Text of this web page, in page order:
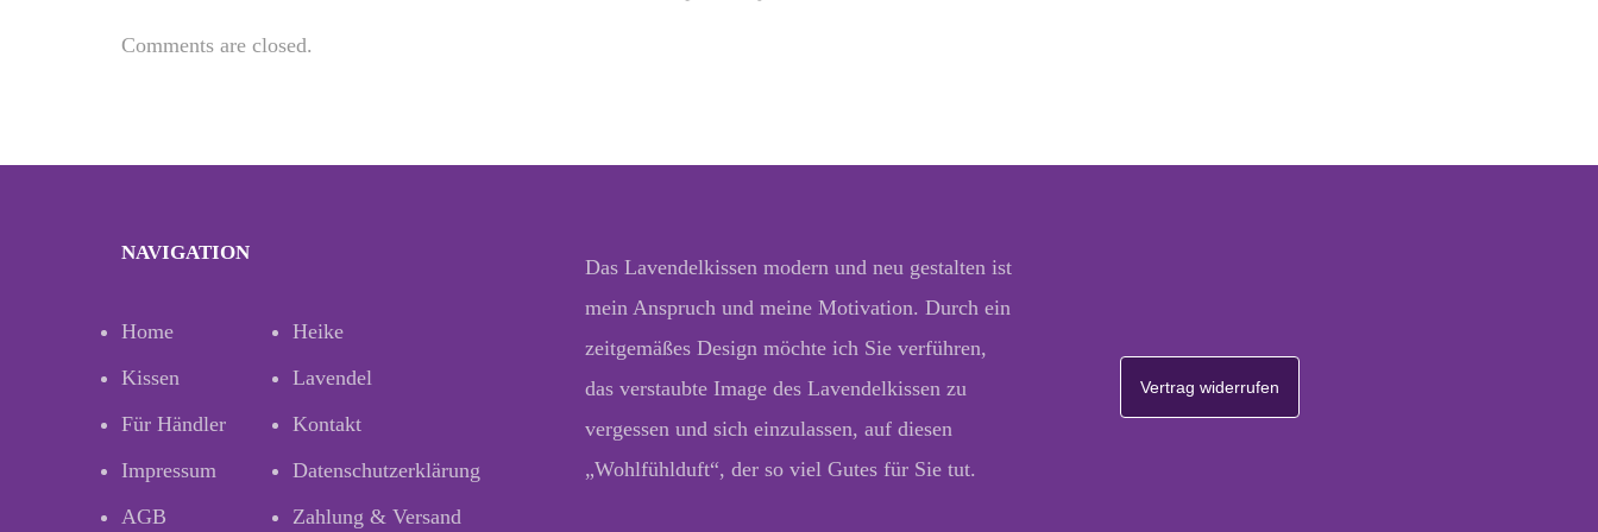
Comments are closed.
NAVIGATION
Home
Heike
Kissen
Lavendel
Für Händler
Kontakt
Impressum
Datenschutzerklärung
AGB
Zahlung & Versand
Das Lavendelkissen modern und neu gestalten ist
mein Anspruch und meine Motivation. Durch ein
zeitgemäßes Design möchte ich Sie verführen,
das verstaubte Image des Lavendelkissen zu
vergessen und sich einzulassen, auf diesen
„Wohlfühlduft“, der so viel Gutes für Sie tut.
Vertrag widerrufen